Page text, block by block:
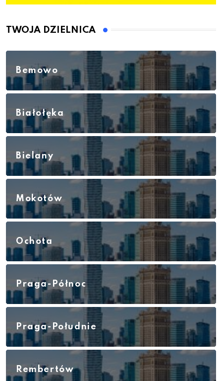
TWOJA DZIELNICA
Bemowo
Białołęka
Bielany
Mokotów
Ochota
Praga-Północ
Praga-Południe
Rembertów